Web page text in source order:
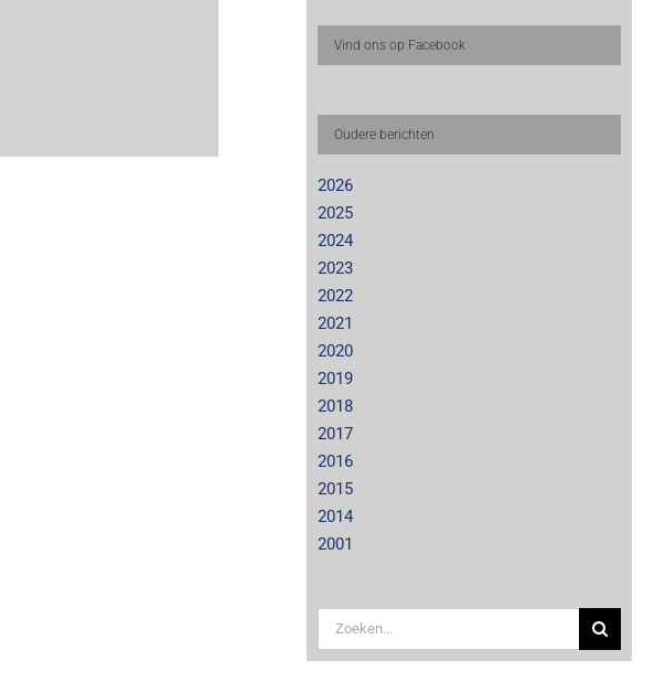
Vind ons op Facebook
Oudere berichten
2026
2025
2024
2023
2022
2021
2020
2019
2018
2017
2016
2015
2014
2001
Zoeken
naar: